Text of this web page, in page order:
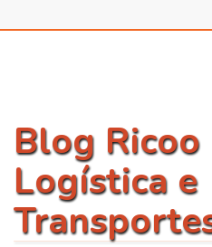
Blog Ricoo
Logística e